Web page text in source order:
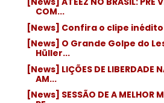
COM...
[News] Confira o clipe
[News] O Grande Golpe do
Hüller...
[News] LIÇÕES DE LIBERDADE
AM...
[News] SESSÃO DE A MELHOR